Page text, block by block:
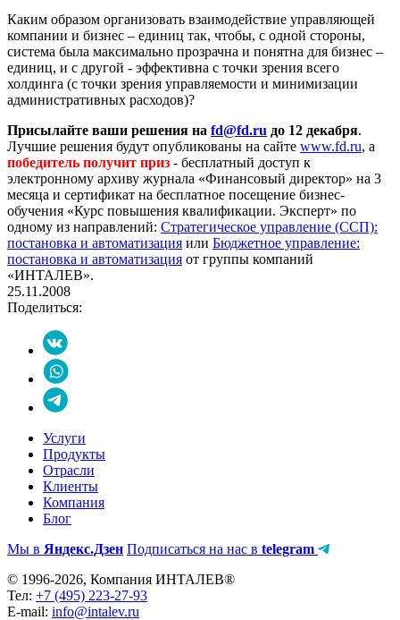
Каким образом организовать взаимодействие управляющей
компании и бизнес – единиц так, чтобы, с одной стороны,
система была максимально прозрачна и понятна для бизнес –
единиц, и с другой - эффективна с точки зрения всего
холдинга (с точки зрения управляемости и минимизации
административных расходов)?
Присылайте ваши решения на fd@fd.ru до 12 декабря.
Лучшие решения будут опубликованы на сайте www.fd.ru, а
победитель получит приз - бесплатный доступ к
электронному архиву журнала «Финансовый директор» на 3
месяца и сертификат на бесплатное посещение бизнес-
обучения «Курс повышения квалификации. Эксперт» по
одному из направлений: Стратегическое управление (ССП):
постановка и автоматизация или Бюджетное управление:
постановка и автоматизация от группы компаний
«ИНТАЛЕВ».
25.11.2008
Поделиться:
Услуги
Продукты
Отрасли
Клиенты
Компания
Блог
Мы в Яндекс.Дзен Подписаться на нас в telegram
© 1996-2026, Компания ИНТАЛЕВ®
Тел: +7 (495) 223-27-93
E-mail: info@intalev.ru